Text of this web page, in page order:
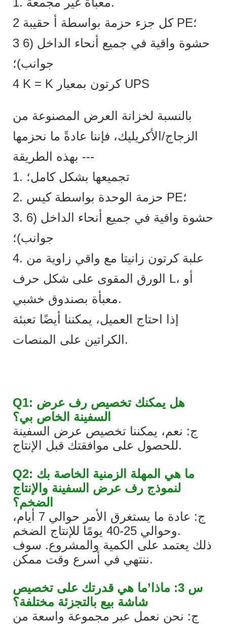
3 حشوة واقية في جميع أنحاء الداخل (6
4 K = K كرتون بمعيار UPS
بالنسبة لخزانة العرض المصنوعة من
الزجاج/الأكريليك، فإننا عادةً ما نحزمها
بهذه الطريقة ---
1. تجميعها بشكل كامل؛
2. حزمة الوحدة بواسطة كيس PE؛
3. حشوة واقية في جميع أنحاء الداخل (6
جوانب)؛
4. علبة كرتون زانيتا مع واقي زاوية من
الورق المقوى على شكل حرف L، أو
معبأة بصندوق خشبي.
إذا احتاج العميل، يمكننا أيضًا تعبئة
الكراتين على المنصات.
Q1: هل يمكنك تخصيص رف عرض
السفينة الخاص بي؟
ج: نعم، يمكننا تخصيص عرض السفينة
للحصول على موافقتك قبل الإنتاج.
Q2: ما هي المهلة الزمنية الخاصة بك
لنموذج رف عرض السفينة والإنتاج
الضخم؟
ج: عادة ما يستغرق الأمر حوالي 7 أيام،
وحوالي 25-40 يومًا للإنتاج الضخم.
ذلك يعتمد على الكمية والمشروع. سوف
ننتهي في أسرع وقت ممكن.
س 3: ماذا’ما هي قدرتك على تخصيص
شاشة بيع بالتجزئة مختلفة؟
ج: نحن نعمل عبر مجموعة واسعة من